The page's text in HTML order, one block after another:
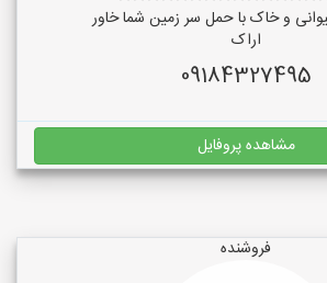
و خاک با حمل سر زمین شما خاور
اراک
09184327495
مشاهده پروفایل
فروشنده